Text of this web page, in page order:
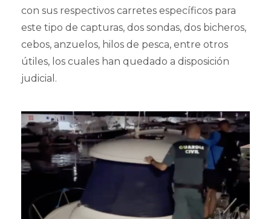
con sus respectivos carretes específicos para
este tipo de capturas, dos sondas, dos bicheros,
cebos, anzuelos, hilos de pesca, entre otros
útiles, los cuales han quedado a disposición
judicial.